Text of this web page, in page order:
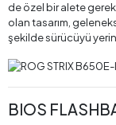
de özel bir alete
olan tasarım,
şekilde sürücüyü
BIOS